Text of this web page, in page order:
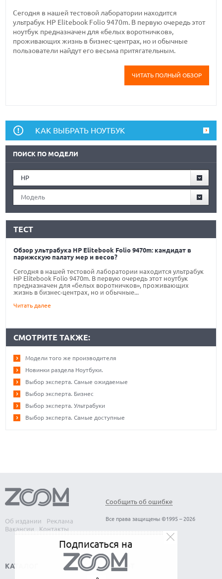
Сегодня в нашей тестовой лаборатории находится
ультрабук HP Elitebook Folio 9470m. В первую очередь этот
ноутбук предназначен для «белых воротничков»,
проживающих жизнь в бизнес-центрах, но и обычные
пользователи найдут его весьма притягательным.
ЧИТАТЬ ПОЛНЫЙ ОБЗОР
КАК ВЫБРАТЬ НОУТБУК
ПОИСК ПО МОДЕЛИ
HP
Модель
ТЕСТ
Обзор ультрабука HP Elitebook Folio 9470m: кандидат в
парижскую палату мер и весов?
Сегодня в нашей тестовой лаборатории находится ультрабук
HP Elitebook Folio 9470m. В первую очередь этот ноутбук
предназначен для «белых воротничков», проживающих
жизнь в бизнес-центрах, но и обычные...
Читать далее
СМОТРИТЕ ТАКЖЕ:
Модели того же производителя
Новинки раздела Ноутбуки.
Выбор эксперта. Самые ожидаемые
Выбор эксперта. Бизнес
Выбор эксперта. Ультрабуки
Выбор эксперта. Самые доступные
Об издании
Реклама
Вакансии
Контакты
Сообщить об ошибке
Все права защищены ©1995 – 2026
КАТАЛОГ
СОФТ
Подписаться на